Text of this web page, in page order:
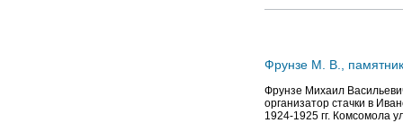
Фрунзе М. В., памятник
Фрунзе Михаил
организатор стачки в
1924-1925 гг. Комсомола